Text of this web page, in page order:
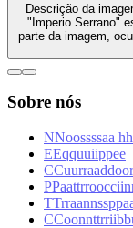
Descrição da
"Imperio Serrano"
parte da imagem,
Sobre nós
NNoossssaa hh
EEqquuiippee
CCuurraaddoor
PPaattrroocciin
TTrraannssppa
CCoonnttrriibb